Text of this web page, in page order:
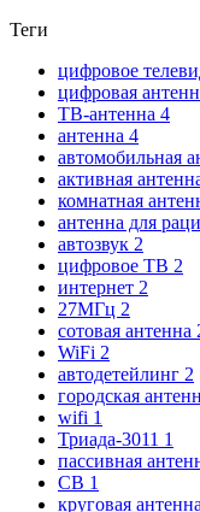
Теги
цифровое
цифровая
ТВ-антенна 4
антенна 4
автомобильная
активная
комнатная
антенна для
автозвук 2
цифровое ТВ 2
интернет 2
27МГц 2
сотовая антенна
WiFi 2
автодетейлинг 2
городская
wifi 1
Триада-3011 1
пассивная
CB 1
круговая антенна